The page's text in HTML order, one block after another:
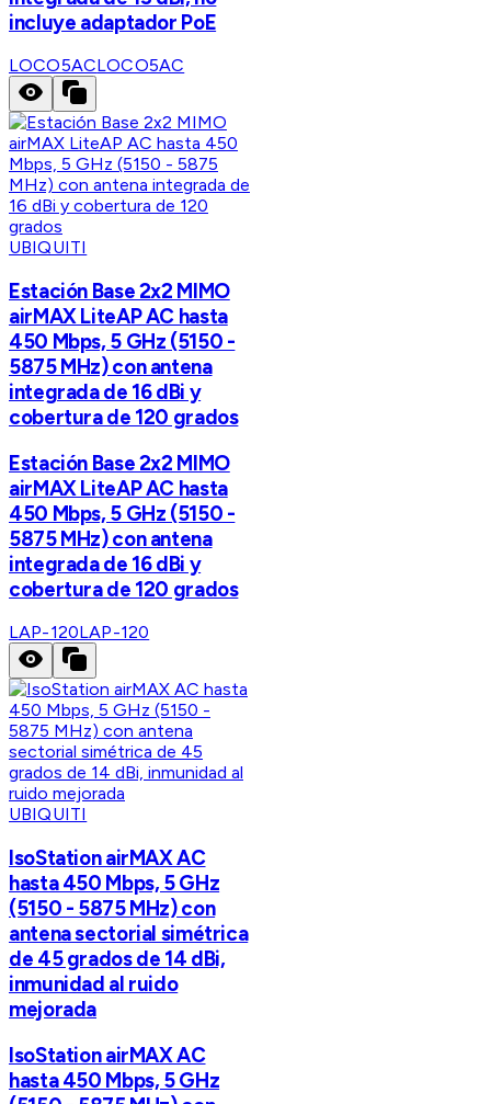
incluye adaptador PoE
LOCO5ACLOCO5AC
UBIQUITI
Estación Base 2x2 MIMO
airMAX LiteAP AC hasta
450 Mbps, 5 GHz (5150 -
5875 MHz) con antena
integrada de 16 dBi y
cobertura de 120 grados
Estación Base 2x2 MIMO
airMAX LiteAP AC hasta
450 Mbps, 5 GHz (5150 -
5875 MHz) con antena
integrada de 16 dBi y
cobertura de 120 grados
LAP-120LAP-120
UBIQUITI
IsoStation airMAX AC
hasta 450 Mbps, 5 GHz
(5150 - 5875 MHz) con
antena sectorial simétrica
de 45 grados de 14 dBi,
inmunidad al ruido
mejorada
IsoStation airMAX AC
hasta 450 Mbps, 5 GHz